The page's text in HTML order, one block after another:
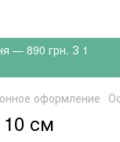
— 890 грн. З 1
оформление
см